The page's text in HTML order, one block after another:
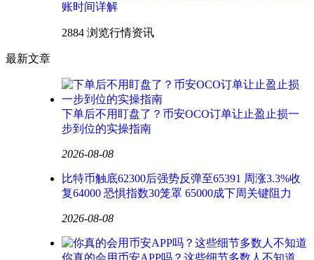
账时间详解
2884 浏览行情资讯
最新文章
下单后不用盯盘了？币安OCO订单让止盈止损一
步到位的实操指南
2026-08-08
比特币触底62300后强势反弹至65391 周涨3.3%收
复64000 恐惧指数30笼罩 65000成下周关键阻力
2026-08-08